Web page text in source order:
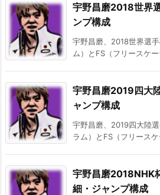
宇野昌磨2018世界
ンプ構成
宇野昌磨、2018世界選
ム）とFS（フリースケ
宇野昌磨2019四大
ャンプ構成
宇野昌磨、2019四大陸
ラム）とFS（フリース
宇野昌磨2018NHK
細・ジャンプ構成